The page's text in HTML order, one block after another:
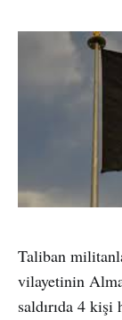
Taliban
vilayetinin
saldırıda 4 kişi